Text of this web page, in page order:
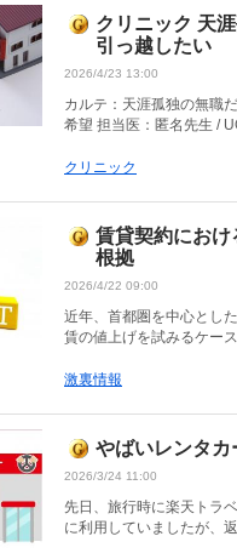
クリニック 天
引っ越したい
2026/4/23 13:00
カルテ：天涯孤独の無職
希望 担当医：匿名先生 /
クリニック
賃貸契約にお
根拠
2026/4/22 09:00
近年、首都圏を中心とし
賃の値上げを試みるケー
激裏情報
やばいレンタ
2026/3/24 11:00
先日、旅行時に楽天トラ
に利用していましたが、